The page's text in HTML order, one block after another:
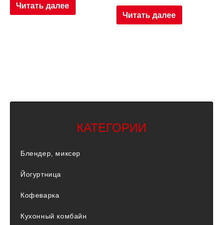
Читать далее
Читать далее
КАТЕГОРИИ
Блендер, миксер
Йогуртница
Кофеварка
Кухонный комбайн